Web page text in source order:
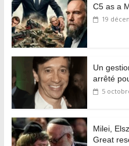
C5 as a
19
Un
arrêté
5
Milei,
Great